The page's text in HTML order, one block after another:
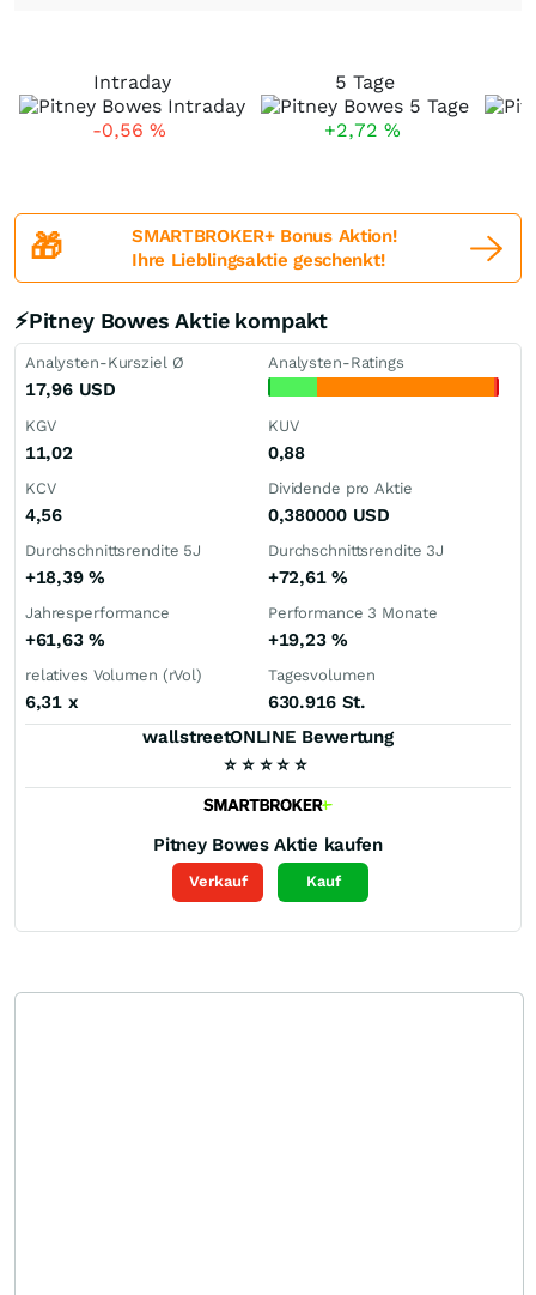
Intraday
-0,56 %
5 Tage
+2,72 %
🎁
SMARTBROKER+ Bonus Aktion!
Ihre Lieblingsaktie geschenkt!
⚡Pitney Bowes Aktie kompakt
Analysten-Kursziel Ø
17,96 USD
Analysten-Ratings
KGV
11,02
KUV
0,88
KCV
4,56
Dividende pro Aktie
0,380000 USD
Durchschnittsrendite 5J
+18,39 %
Durchschnittsrendite 3J
+72,61 %
Jahresperformance
+61,63 %
Performance 3 Monate
+19,23 %
relatives Volumen (rVol)
6,31 x
Tagesvolumen
630.916 St.
wallstreetONLINE Bewertung
⭐ ⭐ ⭐ ⭐ ⭐
Pitney Bowes Aktie kaufen
Verkauf Kauf